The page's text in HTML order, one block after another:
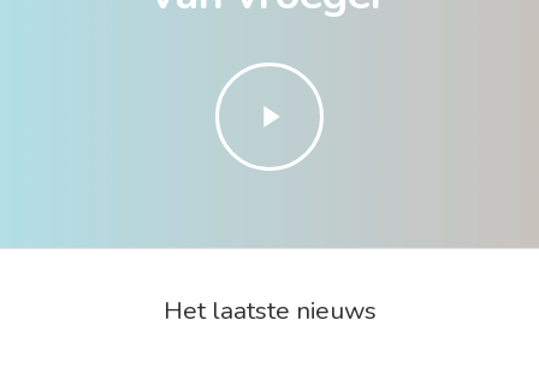
Play
Video
Het laatste nieuws